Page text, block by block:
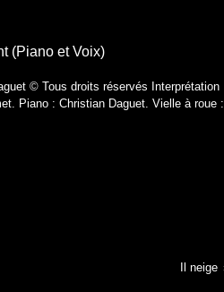
(Piano et Voix)
© Tous droits réservés Interprétation
Piano : Christian Daguet. Vielle à roue :
Il neige